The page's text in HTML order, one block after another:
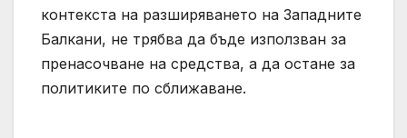
контекста на разширяването на Западните
Балкани, не трябва да бъде използван за
пренасочване на средства, а да остане за
политиките по сближаване.